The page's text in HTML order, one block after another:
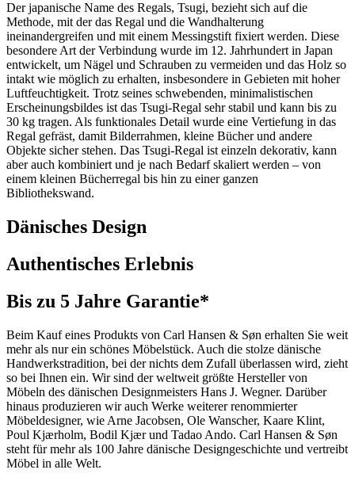
Der japanische Name des Regals, Tsugi, bezieht sich auf die
Methode, mit der das Regal und die Wandhalterung
ineinandergreifen und mit einem Messingstift fixiert werden. Diese
besondere Art der Verbindung wurde im 12. Jahrhundert in Japan
entwickelt, um Nägel und Schrauben zu vermeiden und das Holz so
intakt wie möglich zu erhalten, insbesondere in Gebieten mit hoher
Luftfeuchtigkeit. Trotz seines schwebenden, minimalistischen
Erscheinungsbildes ist das Tsugi-Regal sehr stabil und kann bis zu
30 kg tragen. Als funktionales Detail wurde eine Vertiefung in das
Regal gefräst, damit Bilderrahmen, kleine Bücher und andere
Objekte sicher stehen. Das Tsugi-Regal ist einzeln dekorativ, kann
aber auch kombiniert und je nach Bedarf skaliert werden – von
einem kleinen Bücherregal bis hin zu einer ganzen
Bibliothekswand.
Dänisches Design
Authentisches Erlebnis
Bis zu 5 Jahre Garantie*
Beim Kauf eines Produkts von Carl Hansen & Søn erhalten Sie weit
mehr als nur ein schönes Möbelstück. Auch die stolze dänische
Handwerkstradition, bei der nichts dem Zufall überlassen wird, zieht
so bei Ihnen ein. Wir sind der weltweit größte Hersteller von
Möbeln des dänischen Designmeisters Hans J. Wegner. Darüber
hinaus produzieren wir auch Werke weiterer renommierter
Möbeldesigner, wie Arne Jacobsen, Ole Wanscher, Kaare Klint,
Poul Kjærholm, Bodil Kjær und Tadao Ando. Carl Hansen & Søn
steht für mehr als 100 Jahre dänische Designgeschichte und vertreibt
Möbel in alle Welt.